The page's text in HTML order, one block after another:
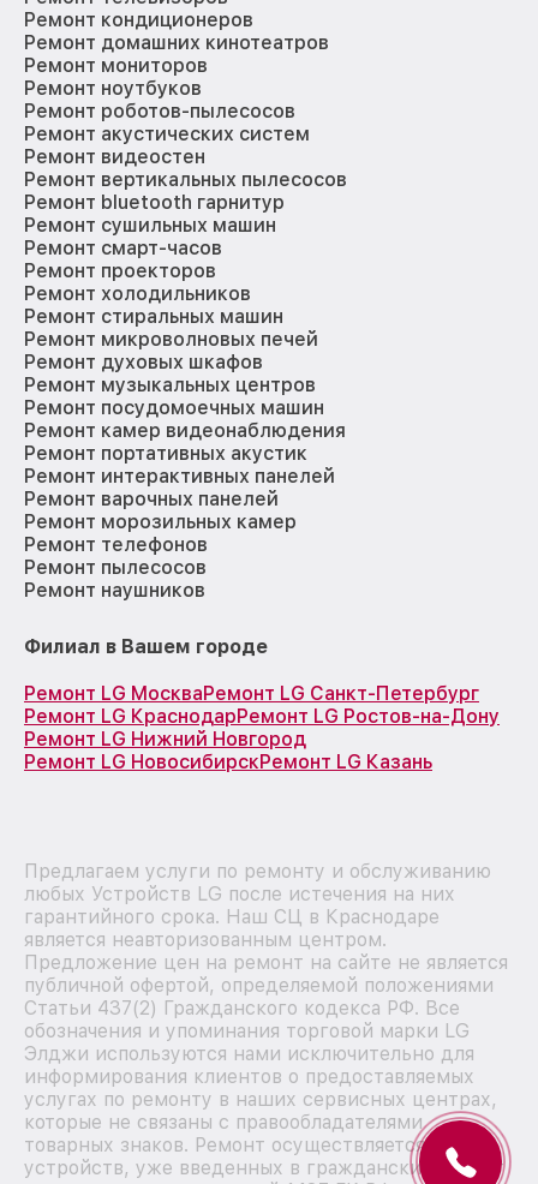
Ремонт кондиционеров
Ремонт домашних кинотеатров
Ремонт мониторов
Ремонт ноутбуков
Ремонт роботов-пылесосов
Ремонт акустических систем
Ремонт видеостен
Ремонт вертикальных пылесосов
Ремонт bluetooth гарнитур
Ремонт сушильных машин
Ремонт смарт-часов
Ремонт проекторов
Ремонт холодильников
Ремонт стиральных машин
Ремонт микроволновых печей
Ремонт духовых шкафов
Ремонт музыкальных центров
Ремонт посудомоечных машин
Ремонт камер видеонаблюдения
Ремонт портативных акустик
Ремонт интерактивных панелей
Ремонт варочных панелей
Ремонт морозильных камер
Ремонт телефонов
Ремонт пылесосов
Ремонт наушников
Филиал в Вашем городе
Ремонт LG МоскваРемонт LG Санкт-Петербург
Ремонт LG КраснодарРемонт LG Ростов-на-Дону
Ремонт LG Нижний Новгород
Ремонт LG НовосибирскРемонт LG Казань
Предлагаем услуги по ремонту и обслуживанию
любых Устройств LG после истечения на них
гарантийного срока. Наш СЦ в Краснодаре
является неавторизованным центром.
Предложение цен на ремонт на сайте не является
публичной офертой, определяемой положениями
Статьи 437(2) Гражданского кодекса РФ. Все
обозначения и упоминания торговой марки LG
Элджи используются нами исключительно для
информирования клиентов о предоставляемых
услугах по ремонту в наших сервисных центрах,
которые не связаны с правообладателями
товарных знаков. Ремонт осуществляется для
устройств, уже введенных в гражданский оборот